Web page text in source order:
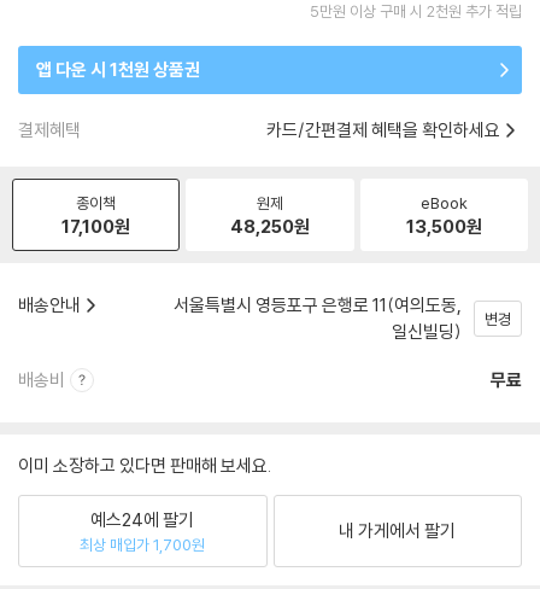
5만원 이상 구매 시 2천원 추가 적립
앱 다운 시 1천원 상품권
결제혜택 카드/간편결제 혜택을 확인하세요
종이책
17,100원
원제
48,250원
eBook
13,500원
배송안내
서울특별시 영등포구 은행로 11(여의도동,
일신빌딩)
변경
배송비 무료
이미 소장하고 있다면 판매해 보세요.
예스24에 팔기
최상 매입가 1,700원
내 가게에서 팔기